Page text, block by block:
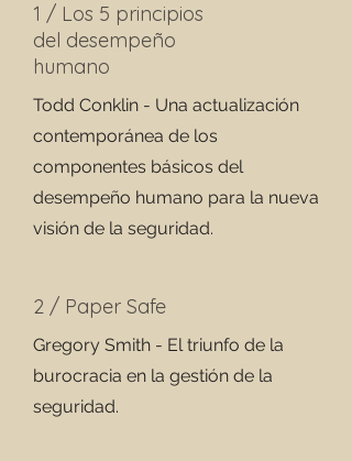
1 / Los 5 principios
del desempeño
humano
Todd Conklin - Una actualización
contemporánea de los
componentes básicos del
desempeño humano para la nueva
visión de la seguridad.
2 / Paper Safe
Gregory Smith - El triunfo de la
burocracia en la gestión de la
seguridad.